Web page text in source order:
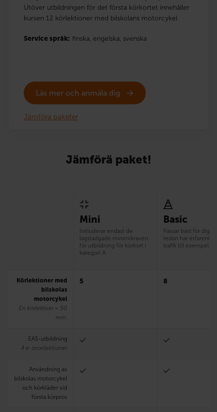
Utöver utbildningen för det första körkortet innehåller
kursen 12 körlektioner med bilskolans motorcykel
Service språk: finska, engelska, svenska
Läs mer och anmäla dig
Jämföra paketer
Jämförä paket!
Mini
Inkluderar endast de
lagstadgade minimikraven
för utbildning för körkort i
kategori A.
Basic
Passar bäst för dig
redan har
trafik till exempel
Körlektioner med
bilskolas
motorcykel
En körlektion = 50
min.
5 8
EAS-utbildning
4 e-teorilektioner
Användning av
bilskolas motorcykel
och körkläder vid
första körprov